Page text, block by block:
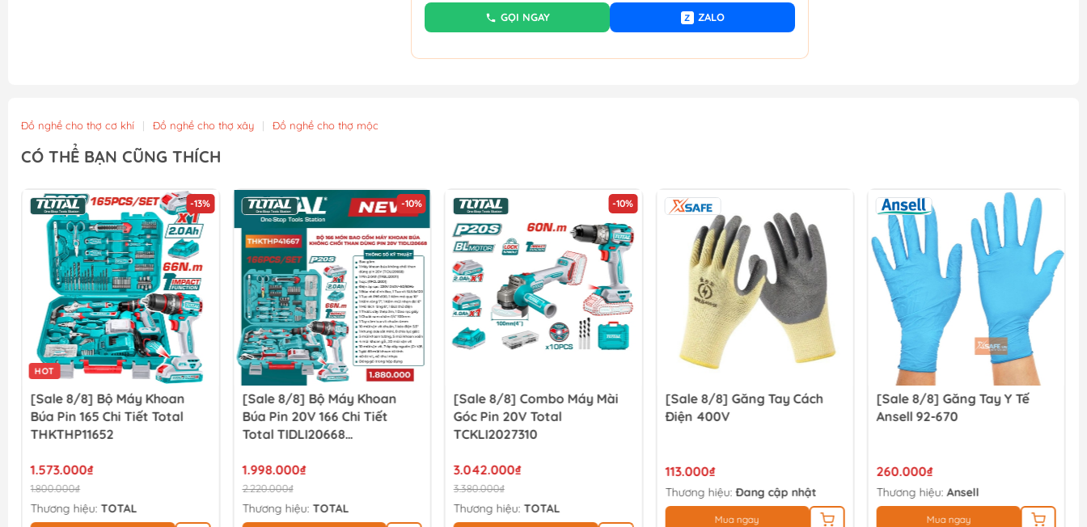
GỌI NGAY Z ZALO
Đồ nghề cho thợ cơ khí | Đồ nghề cho thợ xây | Đồ nghề cho thợ mộc
CÓ THỂ BẠN CŨNG THÍCH
-13%
HOT
[Sale 8/8] Bộ Máy Khoan
Búa Pin 165 Chi Tiết Total
THKTHP11652
1.573.000₫
1.800.000₫
Thương hiệu: TOTAL
-10%
[Sale 8/8] Bộ Máy Khoan
Búa Pin 20V 166 Chi Tiết
Total TIDLI20668
1.998.000₫
2.220.000₫
Thương hiệu: TOTAL
-10%
[Sale 8/8] Combo Máy Mài
Góc Pin 20V Total
TCKLI2027310
3.042.000₫
3.380.000₫
Thương hiệu: TOTAL
[Sale 8/8] Găng Tay Cách
Điện 400V
113.000₫
Thương hiệu:Đang cập nhật
Mua ngay
[Sale 8/8] Găng Tay Y Tế
Ansell 92-670
260.000₫
Thương hiệu:Ansell
Mua ngay